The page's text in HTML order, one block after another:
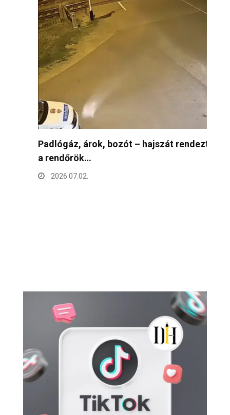
Padlógáz, árok, bozót – hajszát rendeztek
a rendőrök…
2026.07.02.